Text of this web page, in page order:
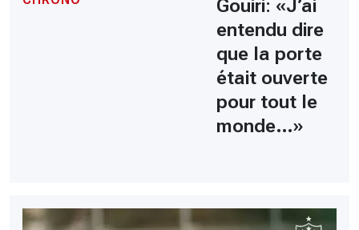
Gouiri: «J’ai
entendu dire
que la porte
était ouverte
pour tout le
monde…»